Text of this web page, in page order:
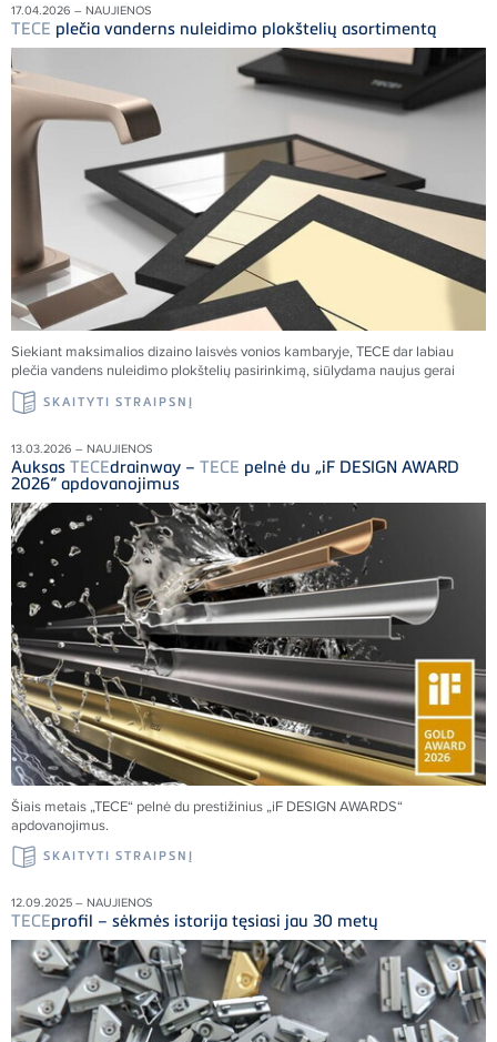
17.04.2026 – NAUJIENOS
TECE plečia vanderns nuleidimo plokštelių asortimentą
Siekiant maksimalios dizaino laisvės vonios kambaryje,TECEdar labiau
plečia vandens nuleidimo plokštelių pasirinkimą, siūlydama naujus gerai
SKAITYTI STRAIPSNĮ
13.03.2026 – NAUJIENOS
Auksas TECEdrainway – TECE pelnė du „iF DESIGN AWARD
2026“ apdovanojimus
Šiais metais „TECE“ pelnė du prestižinius „iF DESIGN AWARDS“
apdovanojimus.
SKAITYTI STRAIPSNĮ
12.09.2025 – NAUJIENOS
TECEprofil – sėkmės istorija tęsiasi jau 30 metų